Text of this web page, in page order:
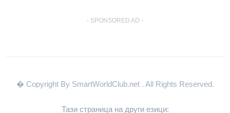
- SPONSORED AD -
� Copyright By SmartWorldClub.net . All Rights Reserved.
Тази страница на други езици: